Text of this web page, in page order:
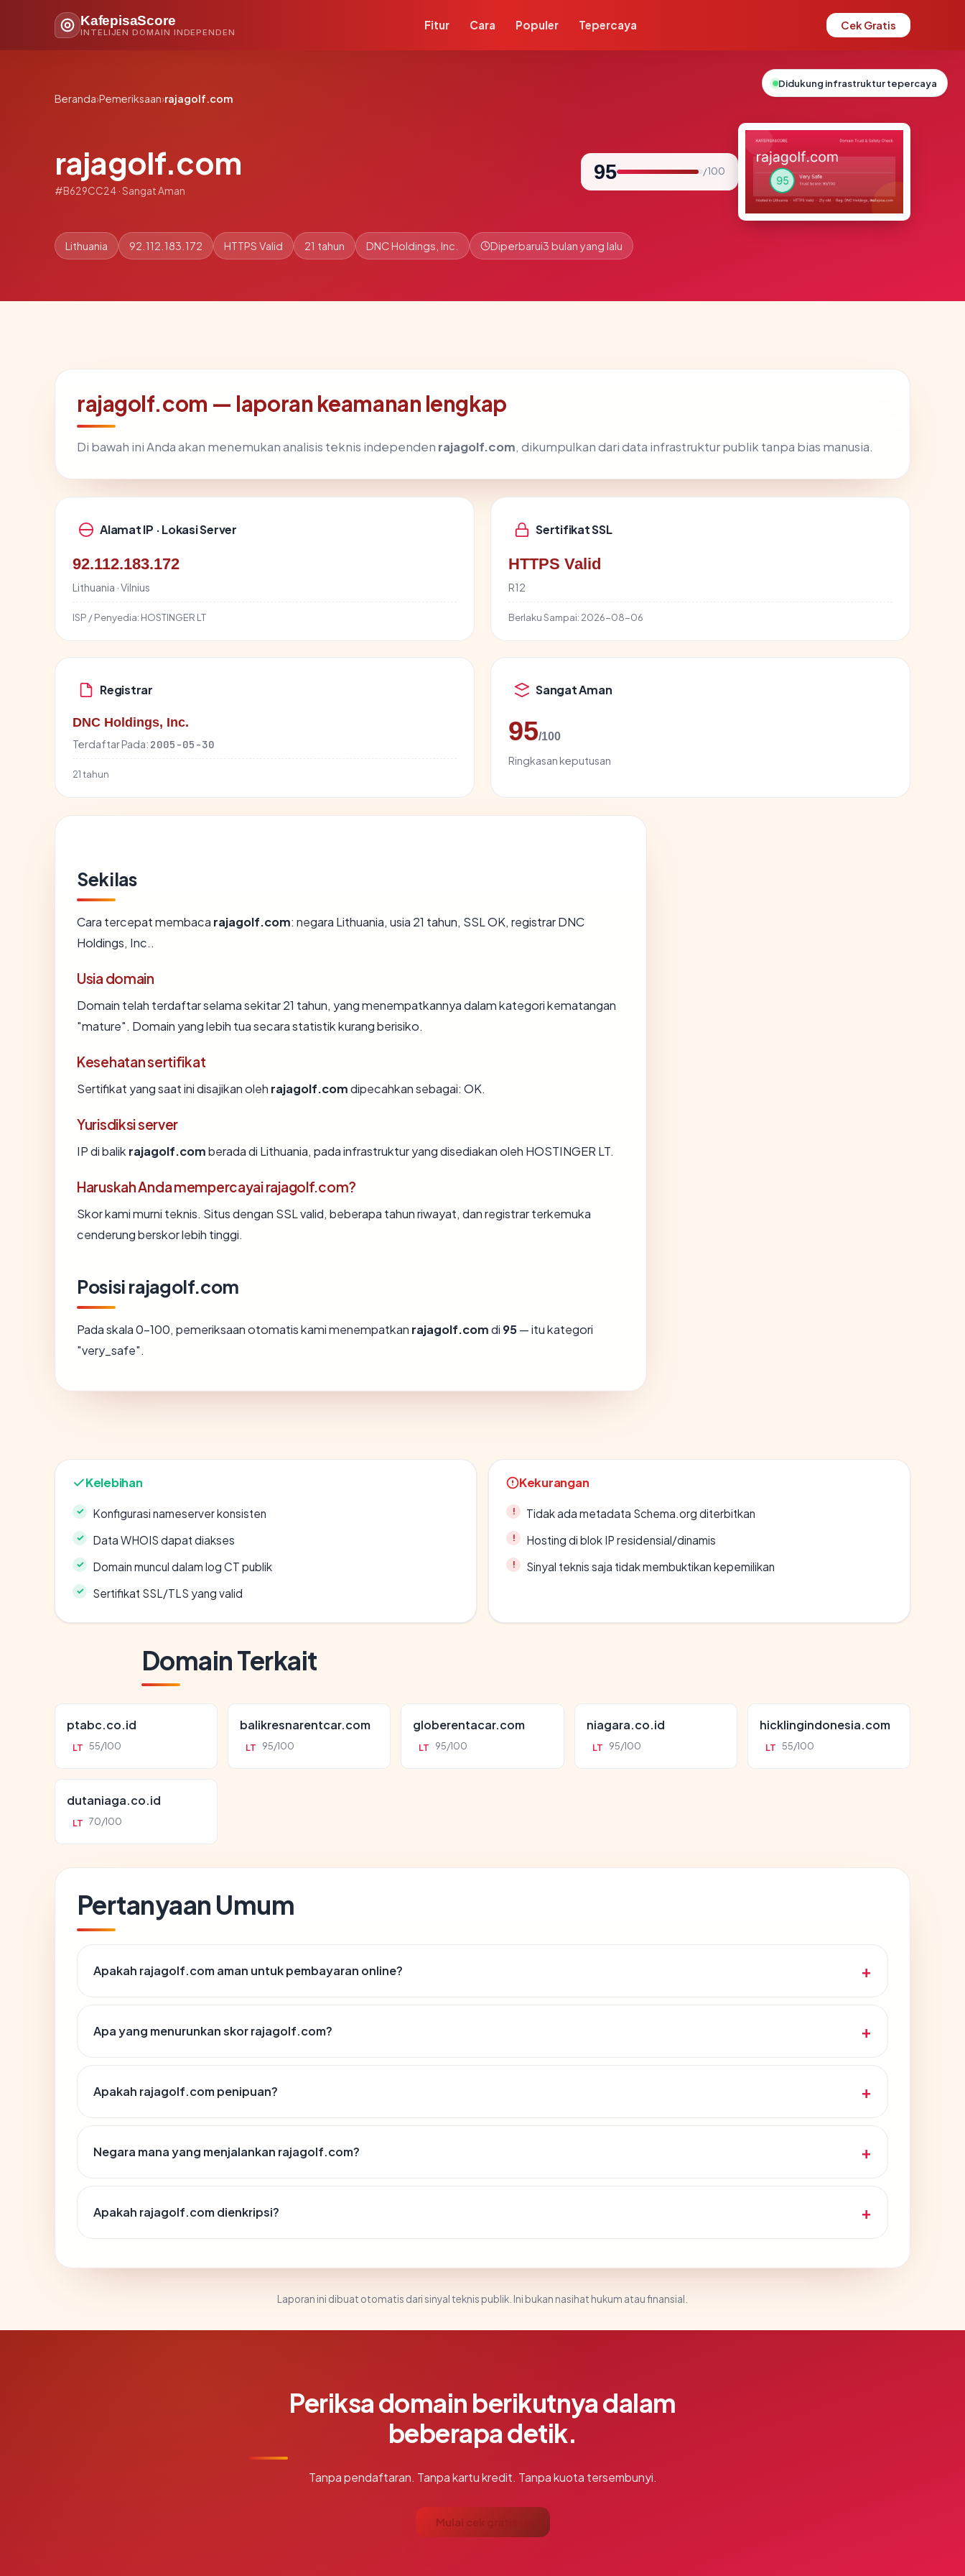
KafepisaScore
INTELIJEN DOMAIN INDEPENDEN
Fitur Cara Populer Tepercaya Cek Gratis
Beranda›Pemeriksaan›rajagolf.com
rajagolf.com
#B629CC24 · Sangat Aman
95 / 100
Lithuania 92.112.183.172 HTTPS Valid 21 tahun DNC Holdings, Inc. Diperbarui3 bulan yang lalu
rajagolf.com — laporan keamanan lengkap
Di bawah ini Anda akan menemukan analisis teknis independen rajagolf.com, dikumpulkan dari data infrastruktur publik tanpa bias manusia.
Alamat IP · Lokasi Server
92.112.183.172
Lithuania · Vilnius
ISP / Penyedia: HOSTINGER LT
Sertifikat SSL
HTTPS Valid
R12
Berlaku Sampai: 2026-08-06
Registrar
DNC Holdings, Inc.
Terdaftar Pada: 2005-05-30
21 tahun
Sangat Aman
95/100
Ringkasan keputusan
Sekilas
Cara tercepat membaca rajagolf.com: negara Lithuania, usia 21 tahun, SSL OK, registrar DNC
Holdings, Inc..
Usia domain
Domain telah terdaftar selama sekitar 21 tahun, yang menempatkannya dalam kategori kematangan
"mature". Domain yang lebih tua secara statistik kurang berisiko.
Kesehatan sertifikat
Sertifikat yang saat ini disajikan oleh rajagolf.comdipecahkan sebagai: OK.
Yurisdiksi server
IP di balik rajagolf.comberada di Lithuania, pada infrastruktur yang disediakan oleh HOSTINGER LT.
Haruskah Anda mempercayai rajagolf.com?
Skor kami murni teknis. Situs dengan SSL valid, beberapa tahun riwayat, dan registrar terkemuka
cenderung berskor lebih tinggi.
Posisi rajagolf.com
Pada skala 0-100, pemeriksaan otomatis kami menempatkan rajagolf.comdi 95— itu kategori
"very_safe".
Kelebihan
Konfigurasi nameserver konsisten
Data WHOIS dapat diakses
Domain muncul dalam log CT publik
Sertifikat SSL/TLS yang valid
Kekurangan
Tidak ada metadata Schema.org diterbitkan
Hosting di blok IP residensial/dinamis
Sinyal teknis saja tidak membuktikan kepemilikan
Domain Terkait
ptabc.co.id
LT 55/100
balikresnarentcar.com
LT 95/100
globerentacar.com
LT 95/100
niagara.co.id
LT 95/100
hicklingindonesia.com
LT 55/100
dutaniaga.co.id
LT 70/100
Pertanyaan Umum
Apakah rajagolf.com aman untuk pembayaran online?
Apa yang menurunkan skor rajagolf.com?
Apakah rajagolf.com penipuan?
Negara mana yang menjalankan rajagolf.com?
Apakah rajagolf.com dienkripsi?
Laporan ini dibuat otomatis dari sinyal teknis publik. Ini bukan nasihat hukum atau finansial.
Periksa domain berikutnya dalam
beberapa detik.
Tanpa pendaftaran. Tanpa kartu kredit. Tanpa kuota tersembunyi.
Mulai cek gratis →
Didukung infrastruktur tepercaya